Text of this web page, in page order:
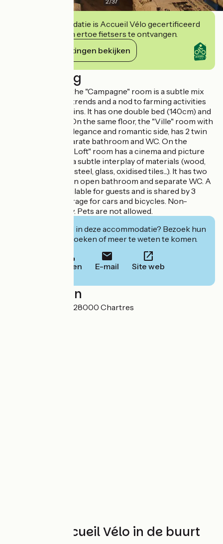
Deze accommodatie is Accueil Vélo gecertificeerd
en verbindt zich ertoe fietsers te ontvangen.
Haar verplichtingen bekijken
Beschrijving
On the first floor, the "Campagne" room is a subtle mix
between current trends and a nod to farming activities
on the Beauce plains. It has one double bed (140cm) and
a bathroom/WC. On the same floor, the "Ville" room with
its ribbons, lace, elegance and romantic side, has 2 twin
single beds, a separate bathroom and WC. On the
second floor, the "Loft" room has a cinema and picture
atmosphere with a subtle interplay of materials (wood,
brushed stainless steel, glass, oxidised tiles...). It has two
twin single beds, an open bathroom and separate WC. A
kitchenette is available for guests and is shared by 3
rooms. Private garage for cars and bicycles. Non-
smoking property. Pets are not allowed.
Geïnteresseerd in deze accommodatie? Bezoek hun
website om te boeken of meer te weten te komen.
Bellen E-mail Site web
Localisation
10 rue du pot vert 28000 Chartres
Andere Accueil Vélo in de buurt